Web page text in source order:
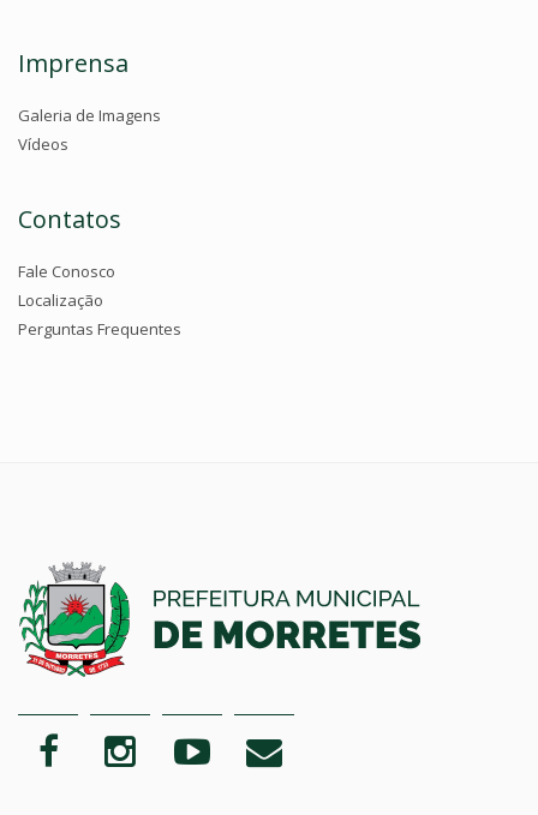
Imprensa
Galeria de Imagens
Vídeos
Contatos
Fale Conosco
Localização
Perguntas Frequentes